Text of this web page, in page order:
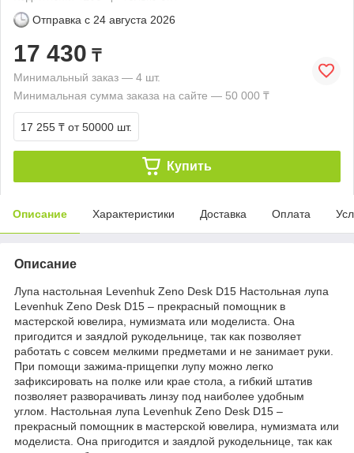
Отправка с 24 августа 2026
17 430 ₸
Минимальный заказ — 4 шт.
Минимальная сумма заказа на сайте — 50 000 ₸
17 255 ₸ от 50000 шт.
Купить
Описание Характеристики Доставка Оплата
Описание
Лупа настольная Levenhuk Zeno Desk D15 Настольная лупа
Levenhuk Zeno Desk D15 – прекрасный помощник в
мастерской ювелира, нумизмата или моделиста. Она
пригодится и заядлой рукодельнице, так как позволяет
работать с совсем мелкими предметами и не занимает руки.
При помощи зажима-прищепки лупу можно легко
зафиксировать на полке или крае стола, а гибкий штатив
позволяет разворачивать линзу под наиболее удобным
углом. Настольная лупа Levenhuk Zeno Desk D15 –
прекрасный помощник в мастерской ювелира, нумизмата или
моделиста. Она пригодится и заядлой рукодельнице, так как